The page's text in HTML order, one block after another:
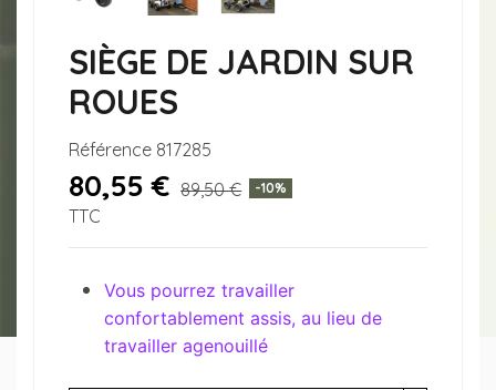
SIÈGE DE JARDIN SUR
ROUES
Référence 817285
80,55 € 89,50 € -10%
TTC
Vous pourrez travailler
confortablement assis, au lieu de
travailler agenouillé